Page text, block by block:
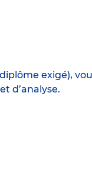
exigé),
d’analyse.